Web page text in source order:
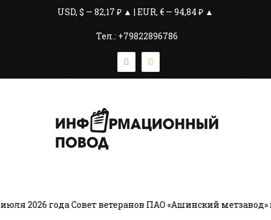
USD, $ — 82,17 ₽ ▲ | EUR, € — 94,84 ₽ ▲
Тел.: +79822896786
2026 года Совет ветеранов ПАО «Ашинский метзавод»